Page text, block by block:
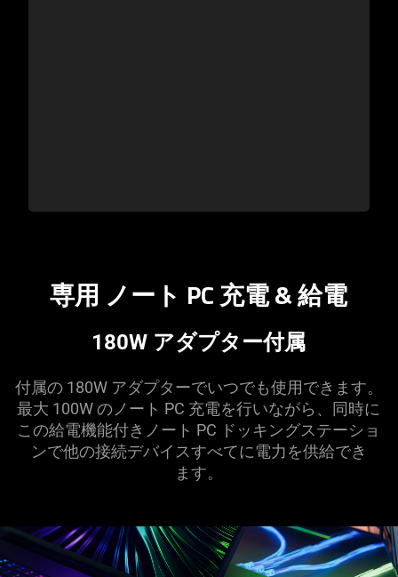
専用 ノート PC 充電 &給電
180W アダプター付属
付属の 180W アダプターでいつでも使用できます。
最大 100W のノート PC 充電を行いながら、同時に
この給電機能付きノート PC ドッキングステーショ
ンで他の接続デバイスすべてに電力を供給でき
ます。